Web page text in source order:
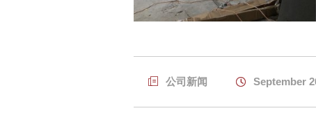
 公司新闻  September